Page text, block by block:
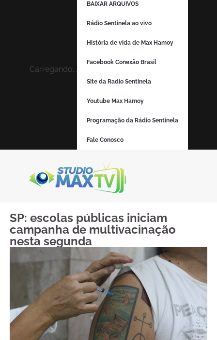
Carregando...
BAIXAR ARQUIVOS
Rádio Sentinela ao vivo
História de vida de Max Hamoy
Facebook Conexão Brasil
Site da Radio Sentinela
Youtube Max Hamoy
Programação da Rádio Sentinela
Fale Conosco
SP: escolas públicas iniciam
campanha de multivacinação
nesta segunda